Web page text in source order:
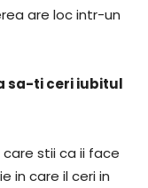
are loc intr-un
sa-ti ceri iubitul
stii ca ii face
in care il ceri in